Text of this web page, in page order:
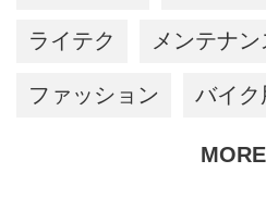
ライテク メンテナン
ファッション バイク